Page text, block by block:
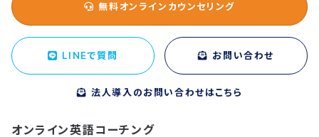
無料オンラインカウンセリング
LINEで質問 お問い合わせ
法人導入のお問い合わせはこちら
オンライン英語コーチング